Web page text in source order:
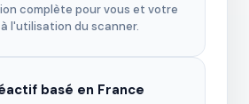
complète pour vous et votre
l'utilisation du scanner.
basé en France